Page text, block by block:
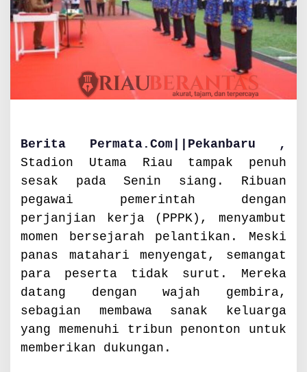
R
n
,
T
e
k
a
n
P
r
f
e
s
Berita Permata.Com||Pekanbaru ,
Stadion Utama Riau tampak penuh
sesak pada Senin siang. Ribuan
pegawai pemerintah dengan
perjanjian kerja (PPPK), menyambut
momen bersejarah pelantikan. Meski
panas matahari menyengat, semangat
para peserta tidak surut. Mereka
datang dengan wajah gembira,
sebagian membawa sanak keluarga
yang memenuhi tribun penonton untuk
memberikan dukungan.